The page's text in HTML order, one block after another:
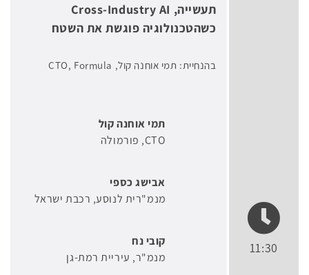
11:30
תעשייה, Cross-Industry AI
כשהטכנולוגיה פוגשת את השטח
בהנחיית: תמי אוחנה קול, CTO, Formula
תמי אוחנה קול
CTO פורמולה
אבישג כספי
מנמ"רית לנוסע רכבת ישראל
קובי נח
מנמ"ר עיריית רמת-גן